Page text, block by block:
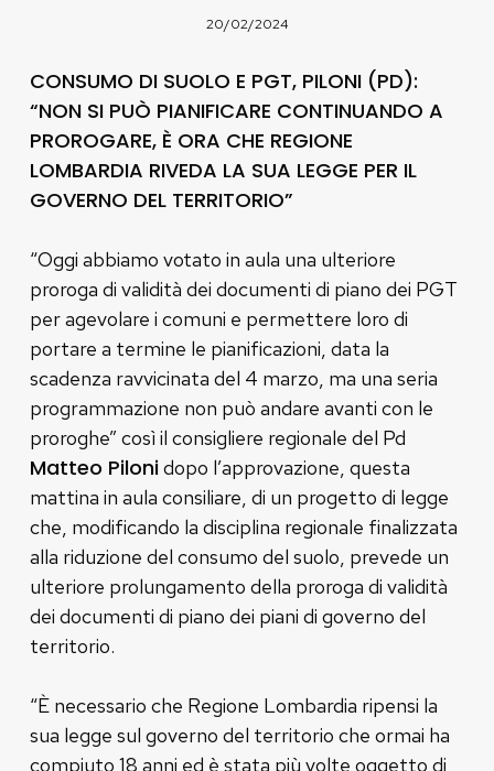
20/02/2024
CONSUMO DI SUOLO E PGT, PILONI (PD):
“NON SI PUÒ PIANIFICARE CONTINUANDO A
PROROGARE, È ORA CHE REGIONE
LOMBARDIA RIVEDA LA SUA LEGGE PER IL
GOVERNO DEL TERRITORIO”
“Oggi abbiamo votato in aula una ulteriore
proroga di validità dei documenti di piano dei PGT
per agevolare i comuni e permettere loro di
portare a termine le pianificazioni, data la
scadenza ravvicinata del 4 marzo, ma una seria
programmazione non può andare avanti con le
proroghe” così il consigliere regionale del Pd
Matteo Pilonidopo l’approvazione, questa
mattina in aula consiliare, di un progetto di legge
che, modificando la disciplina regionale finalizzata
alla riduzione del consumo del suolo, prevede un
ulteriore prolungamento della proroga di validità
dei documenti di piano dei piani di governo del
territorio.
“È necessario che Regione Lombardia ripensi la
sua legge sul governo del territorio che ormai ha
compiuto 18 anni ed è stata più volte oggetto di